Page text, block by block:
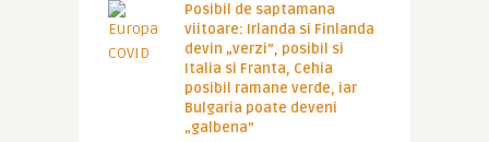
Posibil de saptamana
viitoare: Irlanda si Finlanda
devin „verzi”, posibil si
Italia si Franta, Cehia
posibil ramane verde, iar
Bulgaria poate deveni
„galbena”